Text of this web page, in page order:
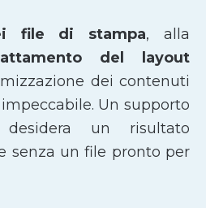
file di stampa, alla
del layout
dei contenuti
Un supporto
un risultato
senza un file pronto per